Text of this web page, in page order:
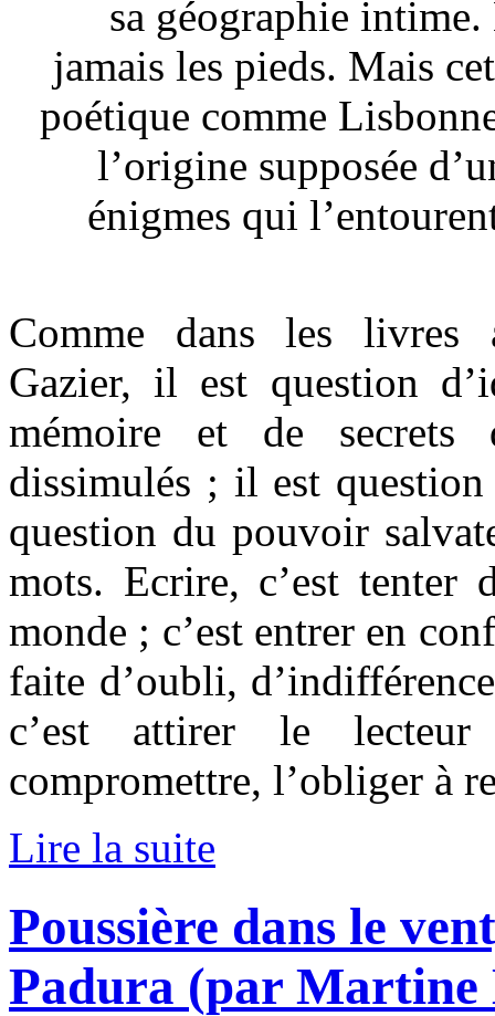
sa géographie
jamais les pieds. Mais
poétique comme
l’origine supposée
énigmes qui
Comme dans les livres
Gazier, il est question
mémoire et de secrets
dissimulés ; il est
question du pouvoir
mots. Ecrire, c’est tenter
monde ; c’est entrer en
faite d’oubli,
c’est attirer le
compromettre, l’obliger à
Lire la suite
Poussière dans le
Padura (par Martine